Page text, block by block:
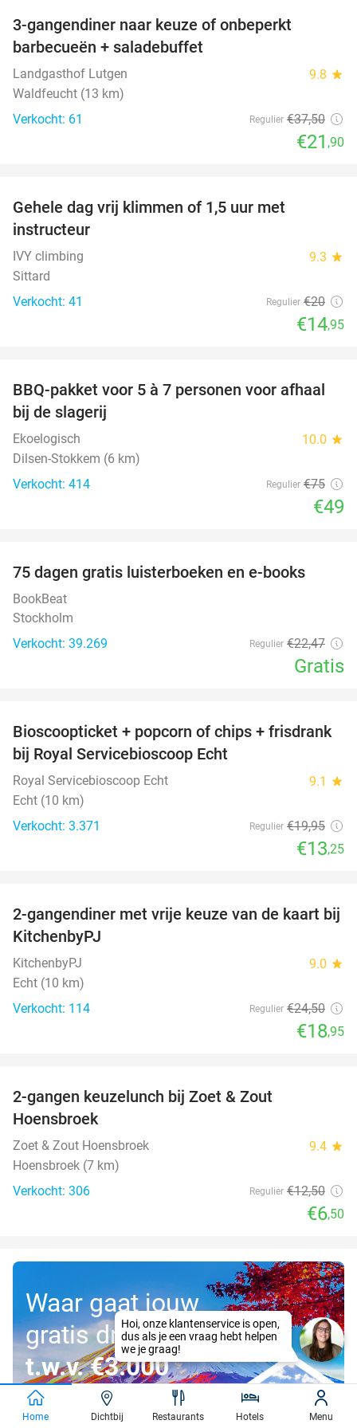
3-gangendiner naar keuze of onbeperkt
barbecueën + saladebuffet
Landgasthof Lutgen 9.8 star
Waldfeucht (13 km)
Verkocht: 61
Regulier €37,50
€21 ,90
Gehele dag vrij klimmen of 1,5 uur met
instructeur
IVY climbing 9.3 star
Sittard
Verkocht: 41
Regulier €20
€14,95
35%
BBQ-pakket voor 5 à 7 personen voor afhaal
bij de slagerij
Ekoelogisch 10.0 star
Dilsen-Stokkem (6 km)
Verkocht: 414
Regulier €75
€49
75 dagen gratis luisterboeken en e-books
BookBeat
Stockholm
Verkocht: 39.269
Regulier €22,47
Gratis
34%
Bioscoopticket + popcorn of chips + frisdrank
bij Royal Servicebioscoop Echt
Royal Servicebioscoop Echt 9.1 star
Echt (10 km)
Verkocht: 3.371
Regulier €19,95
€13,25
23%
2-gangendiner met vrije keuze van de kaart bij
KitchenbyPJ
KitchenbyPJ 9.0 star
Echt (10 km)
Verkocht: 114
Regulier €24,50
€18,95
2-gangen keuzelunch bij Zoet & Zout
Hoensbroek
Zoet & Zout Hoensbroek 9.4 star
Hoensbroek (7 km)
Verkocht: 306
Regulier €12,50
€6,50
Waar gaat jouw
gratis droomreis
t.w.v. €3.000
naartoe?
Home Dichtbij Restaurants Hotels Menu